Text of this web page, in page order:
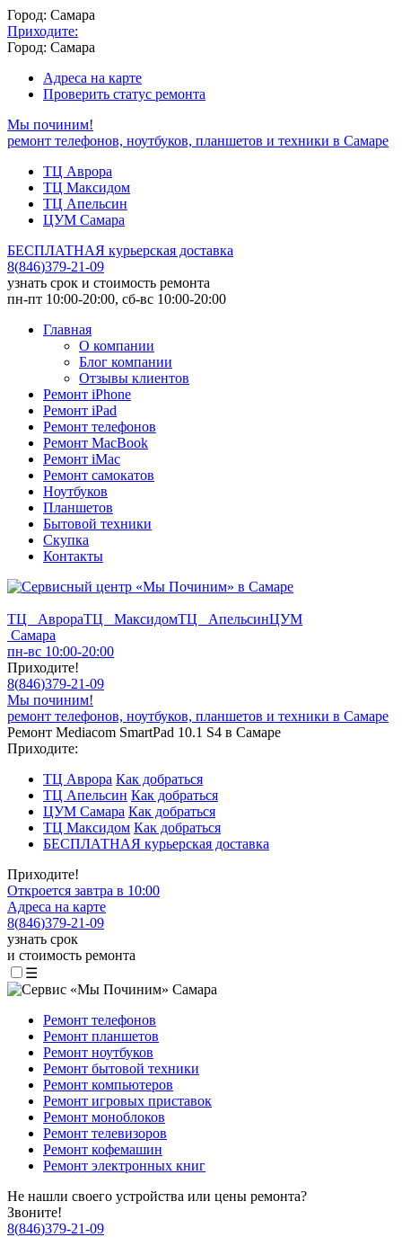
Город: Самара
Приходите:
Город: Самара
Адреса на карте
Проверить статус ремонта
Мы починим!
ремонт телефонов, ноутбуков, планшетов и техники в Самаре
ТЦ Аврора
ТЦ Максидом
ТЦ Апельсин
ЦУМ Самара
БЕСПЛАТНАЯ курьерская доставка
8(846)379-21-09
узнать срок и стоимость ремонта
пн-пт 10:00-20:00, сб-вс 10:00-20:00
Главная
О компании
Блог компании
Отзывы клиентов
Ремонт iPhone
Ремонт iPad
Ремонт телефонов
Ремонт MacBook
Ремонт iMac
Ремонт самокатов
Ноутбуков
Планшетов
Бытовой техники
Скупка
Контакты
ТЦ АврораТЦ МаксидомТЦ АпельсинЦУМ
Самара
пн-вс 10:00-20:00
Приходите!
8(846)379-21-09
Мы починим!
ремонт телефонов, ноутбуков, планшетов и техники в Самаре
Ремонт Mediacom SmartPad 10.1 S4 в Самаре
Приходите:
ТЦ Аврора Как добраться
ТЦ Апельсин Как добраться
ЦУМ Самара Как добраться
ТЦ Максидом Как добраться
БЕСПЛАТНАЯ курьерская доставка
Приходите!
Откроется завтра в 10:00
Адреса на карте
8(846)379-21-09
узнать срок
и стоимость ремонта
☰
Ремонт телефонов
Ремонт планшетов
Ремонт ноутбуков
Ремонт бытовой техники
Ремонт компьютеров
Ремонт игровых приставок
Ремонт моноблоков
Ремонт телевизоров
Ремонт кофемашин
Ремонт электронных книг
Не нашли своего устройства или цены ремонта?
Звоните!
8(846)379-21-09